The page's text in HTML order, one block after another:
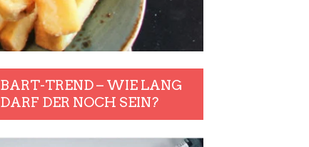
BART-TREND – WIE LANG
DARF DER NOCH SEIN?